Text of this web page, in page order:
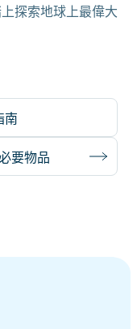
探索地球上最偉大
南
要物品